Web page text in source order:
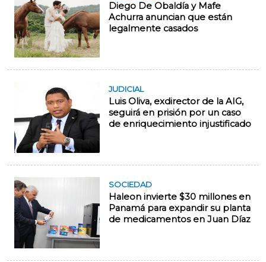
Diego De Obaldía y Mafe
Achurra anuncian que están
legalmente casados
JUDICIAL
Luis Oliva, exdirector de la AIG,
seguirá en prisión por un caso
de enriquecimiento injustificado
SOCIEDAD
Haleon invierte $30 millones en
Panamá para expandir su planta
de medicamentos en Juan Díaz